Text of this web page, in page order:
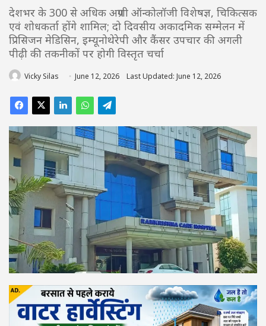
देशभर के 300 से अधिक अग्रणी ऑन्कोलॉजी विशेषज्ञ, चिकित्सक
एवं शोधकर्ता होंगे शामिल; दो दिवसीय अकादमिक सम्मेलन में
प्रिसिजन मेडिसिन, इम्यूनोथेरेपी और कैंसर उपचार की अगली
पीढ़ी की तकनीकों पर होगी विस्तृत चर्चा
Vicky Silas June 12, 2026 Last Updated: June 12, 2026